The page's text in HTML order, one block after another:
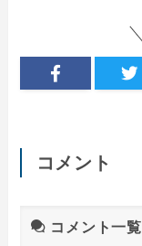
コメント
コメント一覧